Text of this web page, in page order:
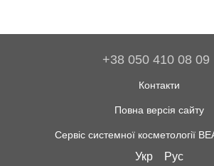
+38 050 410 08 09
Контакти
Повна версія сайту
Сервіс системної косметології
Укр Рус